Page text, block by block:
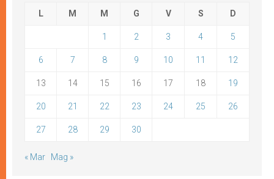
L M M G V S D
1 2 3 4 5
6 7 8 9 10 11 12
13 14 15 16 17 18 19
20 21 22 23 24 25 26
27 28 29 30
« Mar Mag »